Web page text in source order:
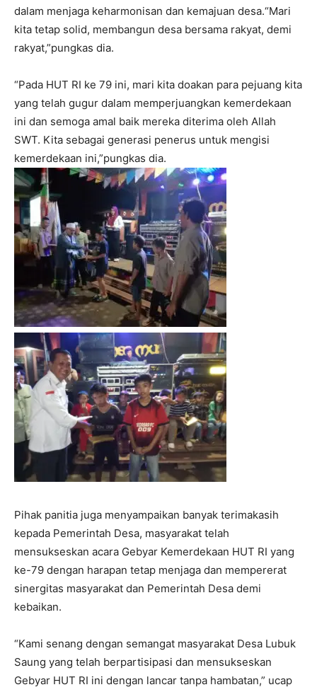
dalam menjaga keharmonisan dan kemajuan desa.“Mari
kita tetap solid, membangun desa bersama rakyat, demi
rakyat,”pungkas dia.
“Pada HUT RI ke 79 ini, mari kita doakan para pejuang kita
yang telah gugur dalam memperjuangkan kemerdekaan
ini dan semoga amal baik mereka diterima oleh Allah
SWT. Kita sebagai generasi penerus untuk mengisi
kemerdekaan ini,”pungkas dia.
Pihak panitia juga menyampaikan banyak terimakasih
kepada Pemerintah Desa, masyarakat telah
mensukseskan acara Gebyar Kemerdekaan HUT RI yang
ke-79 dengan harapan tetap menjaga dan mempererat
sinergitas masyarakat dan Pemerintah Desa demi
kebaikan.
“Kami senang dengan semangat masyarakat Desa Lubuk
Saung yang telah berpartisipasi dan mensukseskan
Gebyar HUT RI ini dengan lancar tanpa hambatan,” ucap